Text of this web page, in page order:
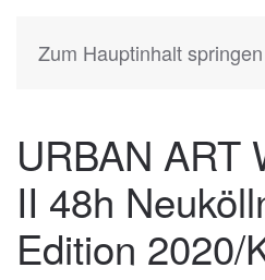
Zum Hauptinhalt springen
KATIA HERMANN
URBAN ART
II 48h
Edition 2020/